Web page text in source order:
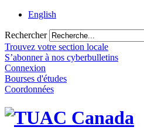
English
Rechercher
Trouvez votre section locale
S’abonner à nos cyberbulletins
Connexion
Bourses d'études
Coordonnées